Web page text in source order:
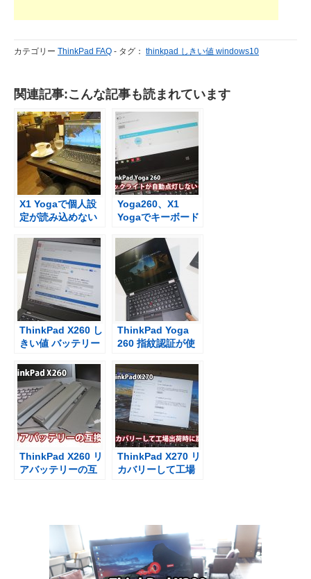
カテゴリー ThinkPad FAQ - タグ： thinkpad しきい値 windows10
関連記事:こんな記事も読まれています
X1 Yogaで個人設
定が読み込めない
戻したら復活
Windows10
Yoga260、X1
Yogaでキーボード
動点灯しない場合
Windows10
ThinkPad X260 し
きい値 バッテリー
を設定出来るよう
に
ThinkPad Yoga
260 指紋認証が使
Windows10 TH2
アップグレード後
ThinkPad X260 リ
アバッテリーの互
ThinkPad X270 リ
カバリーして工場